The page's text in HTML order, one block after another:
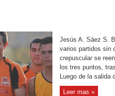
Jesús A. Sáez S.
varios partidos sin
crepuscular se
los tres puntos,
Luego de la salida
Leer mas »